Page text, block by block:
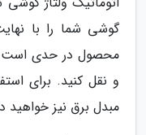
گوشی شما را با
محصول در حدی است
و نقل کنید. برای
مبدل برق نیز